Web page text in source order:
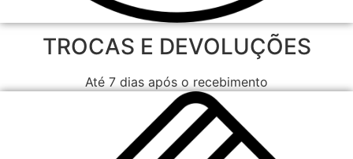
TROCAS E DEVOLUÇÕES
Até 7 dias após o recebimento